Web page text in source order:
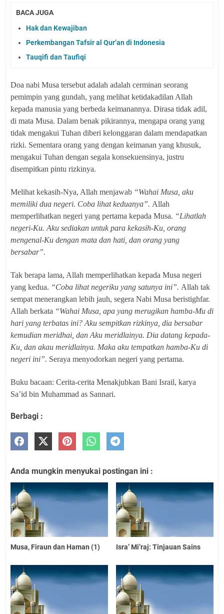
BACA JUGA
Hak dan Kewajiban
Perkembangan Tafsir al Qur’an di Indonesia
Tauqifi dan Taufiqi
Doa nabi Musa tersebut adalah adalah cerminan seorang
pemimpin yang gundah, yang melihat ketidakadilan Allah
kepada manusia yang berbeda keimanannya. Dirasa tidak adil,
di mata Musa. Dalam benak pikirannya, mengapa orang yang
tidak mengakui Tuhan diberi kelonggaran dalam mendapatkan
rizki. Sementara orang yang dengan keimanan yang khusuk,
mengakui Tuhan dengan segala konsekuensinya, justru
disempitkan pintu rizkinya.
Melihat kekasih-Nya, Allah menjawab “Wahai Musa, aku
memiliki dua negeri. Coba lihat keduanya”. Allah
memperlihatkan negeri yang pertama kepada Musa. “Lihatlah
negeri-Ku. Aku sediakan untuk para kekasih-Ku, orang
mengenal-Ku dengan mata dan hati, dan orang yang
bersabar”.
Tak berapa lama, Allah memperlihatkan kepada Musa negeri
yang kedua. “Coba lihat negeriku yang satunya ini”. Allah tak
sempat menerangkan lebih jauh, segera Nabi Musa beristighfar.
Allah berkata “Wahai Musa, apa yang merugikan hamba-Mu di
hari yang terbatas ini? Aku sempitkan rizkinya, dia bersabar
kemudian meridhai, dan Aku meridlainya. Dia datang kepada-
Ku, dan akau meridlainya. Maka aku tempatkan hamba-Ku di
negeri ini”. Seraya menyodorkan negeri yang pertama.
Buku bacaan: Cerita-cerita Menakjubkan Bani Israil, karya
Sa’id bin Muhammad as Sannari.
Berbagi :
Anda mungkin menyukai postingan ini :
Musa, Firaun dan Haman (1) Isra’ Mi’raj: Tinjauan Sains